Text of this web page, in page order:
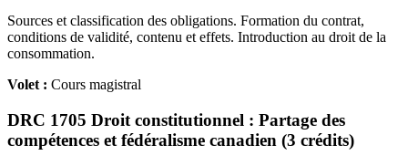
Sources et classification des obligations. Formation du contrat,
conditions de validité, contenu et effets. Introduction au droit de la
consommation.
Volet : Cours magistral
DRC 1705 Droit constitutionnel : Partage des
compétences et fédéralisme canadien (3 crédits)